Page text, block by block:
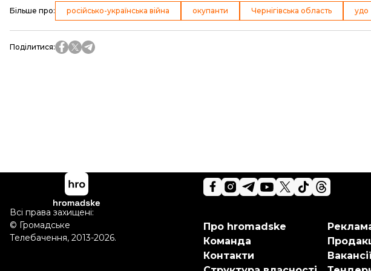
Більше про: російсько-українська війна окупанти Чернігівська область удо
Поділитися:
Про hromadske
Команда
Контакти
Всі права захищені:
© Громадське
Телебачення, 2013-2026.